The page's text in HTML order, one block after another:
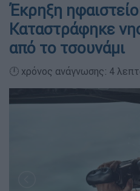
Έκρηξη
Καταστράφηκε
από το τσουνάμι
🕛 χρόνος ανάγνωσης: 4